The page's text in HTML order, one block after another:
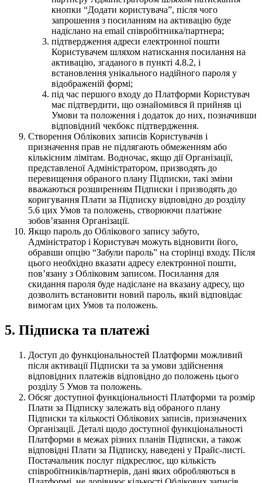
кнопки “Додати користувача”, після чого
запрошення з посиланням на активацію буде
надіслано на email співробітника/партнера;
підтвердження адреси електронної пошти
Користувачем шляхом натискання посилання на
активацію, згаданого в пункті 4.8.2, і
встановлення унікального надійного пароля у
відображеній формі;
під час першого входу до Платформи Користувач
має підтвердити, що ознайомився й прийняв ці
Умови та положення і додаток до них, позначивши
відповідний чекбокс підтвердження.
Створення Облікових записів Користувачів і
призначення прав не підлягають обмеженням або
кількісним лімітам. Водночас, якщо дії Організації,
представленої Адміністратором, призводять до
перевищення обраного плану Підписки, такі зміни
вважаються розширенням Підписки і призводять до
коригування Плати за Підписку відповідно до розділу
5.6 цих Умов та положень, створюючи платіжне
зобовʼязання Організації.
Якщо пароль до Облікового запису забуто,
Адміністратор і Користувач можуть відновити його,
обравши опцію “Забули пароль” на сторінці входу. Після
цього необхідно вказати адресу електронної пошти,
повʼязану з Обліковим записом. Посилання для
скидання пароля буде надіслане на вказану адресу, що
дозволить встановити новий пароль, який відповідає
вимогам цих Умов та положень.
5. Підписка та платежі
Доступ до функціональностей Платформи можливий
після активації Підписки та за умови здійснення
відповідних платежів відповідно до положень цього
розділу 5 Умов та положень.
Обсяг доступної функціональності Платформи та розмір
Плати за Підписку залежать від обраного плану
Підписки та кількості Облікових записів, призначених
Організації. Деталі щодо доступної функціональності
Платформи в межах різних планів Підписки, а також
відповідні Плати за Підписку, наведені у Прайс-листі.
Постачальник послуг підкреслює, що кількість
співробітників/партнерів, дані яких обробляються в